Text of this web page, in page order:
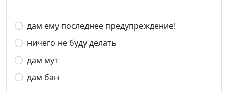
дам ему последнее предупреждение!
ничего не буду делать
дам мут
дам бан